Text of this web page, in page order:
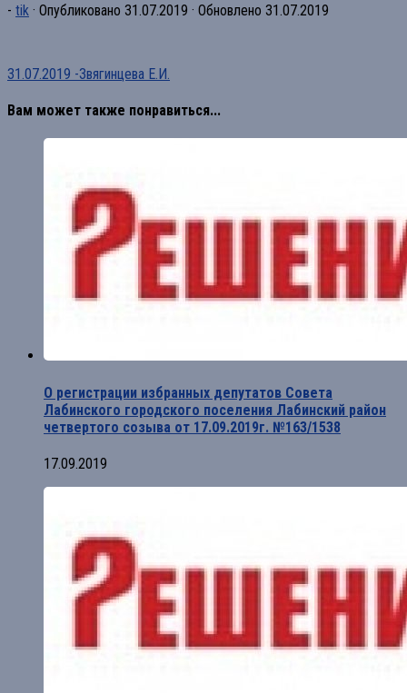
- tik · Опубликовано 31.07.2019 · Обновлено 31.07.2019
31.07.2019 -Звягинцева Е.И.
Вам может также понравиться...
О регистрации избранных депутатов Совета
Лабинского городского поселения Лабинский район
четвертого созыва от 17.09.2019г. №163/1538
17.09.2019